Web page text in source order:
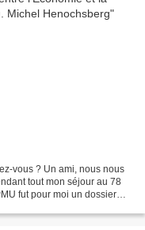
vous ? Un ami, nous nous
tout mon séjour au 78
fut pour moi un dossier